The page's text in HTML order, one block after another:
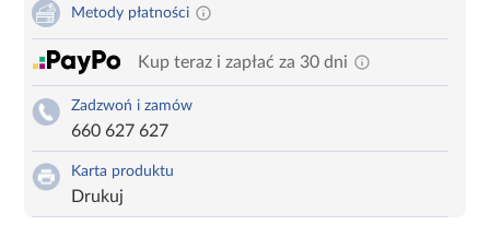
Metody płatności
Kup teraz i zapłać za 30 dni
Zadzwoń i zamów
660 627 627
Karta produktu
Drukuj